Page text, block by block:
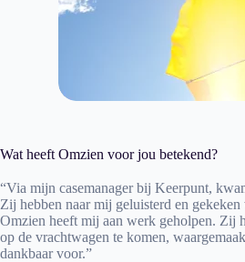
Wat heeft Omzien voor jou betekend?
“Via mijn casemanager bij Keerpunt,
Zij hebben naar mij geluisterd en
Omzien heeft mij aan werk geholpen. Zij
op de vrachtwagen te komen,
dankbaar voor.”